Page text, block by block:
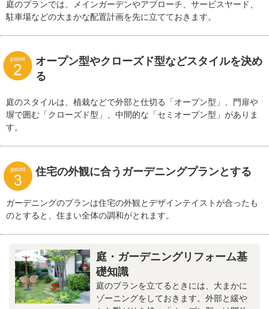
庭のプランでは、メインガーデンやアプローチ、サービスヤード、
駐車場などの大まかな配置計画を先に立てておきます。
オープン型やクローズド型などスタイルを決め
る
庭のスタイルは、植栽などで外部と仕切る「オープン型」、門扉や
塀で囲む「クローズド型」、中間的な「セミオープン型」がありま
す。
住宅の外観に合うガーデニングプランとする
ガーデニングのプランは住宅の外観とデザインテイストが合ったも
のとすると、住まい全体の調和がとれます。
庭・ガーデニングリフォーム基
礎知識
庭のプランを立てるときには、大まかに
ゾーニングをしておきます。外部と緩や